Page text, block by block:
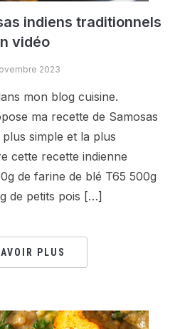
indiens traditionnels
vidéo
2023
mon blog cuisine.
ma recette de Samosas
simple et la plus
cette recette indienne
de farine de blé T65 500g
de petits pois […]
PLUS